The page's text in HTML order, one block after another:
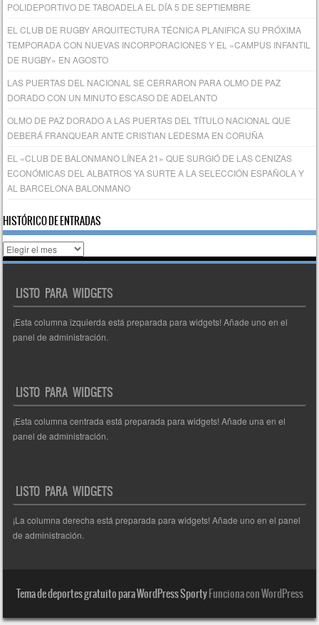
POLIDEPORTIVO DE TABOADELA EL DÍA 5 DE SEPTIEMBRE
EL CLUB DE RUGBY ARQUITECTURA TÉCNICA PLANIFICA SU PRÓXIMA
TEMPORADA CON NUEVAS INCORPORACIONES Y EL «CAMPUS INFANTIL
DE RUGBY» EN AGOSTO
LAS PUERTAS DEL NACIONAL SE CERRARON PARA OLMO DE PAZ
DORADO CON UN MINUTO ESCASO DE ADELANTO
OLMO DE PAZ DORADO A LAS PUERTAS DEL TÍTULO NACIONAL QUE
DEBERÁ FRANQUEAR ANTE CRISTIAN LEDESMA EN CORUÑA
EL «CLUB DE BALONMANO LÍNEA 21» QUE SURGIÓ DE LAS CENIZAS
ECONÓMICAS DEL ALBATROS YA SURTE A LA SELECCIÓN ESPAÑOLA Y
AL BARCELONA BALONMANO
HISTÓRICO DE ENTRADAS
Histórico
de
LISTO PARA WIDGETS
¡Esta columna izquierda está preparada para widgets! Añade uno en el
panel de administración.
LISTO PARA WIDGETS
¡Esta columna centrada está preparada para widgets! Añade una en el
panel de administración.
LISTO PARA WIDGETS
¡La columna derecha está preparada para widgets! Añade uno en el panel
de administración.
Tema de deportes gratuito para WordPress SportyFunciona con WordPress